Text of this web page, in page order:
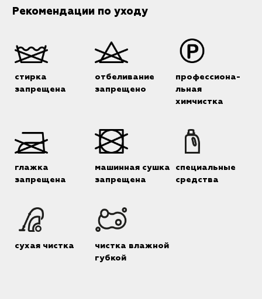
Рекомендации по уходу
стирка
запрещена
отбеливание
запрещено
профессиона-
льная
химчистка
глажка
запрещена
машинная сушка
запрещена
специальные
средства
сухая чистка
чистка влажной
губкой